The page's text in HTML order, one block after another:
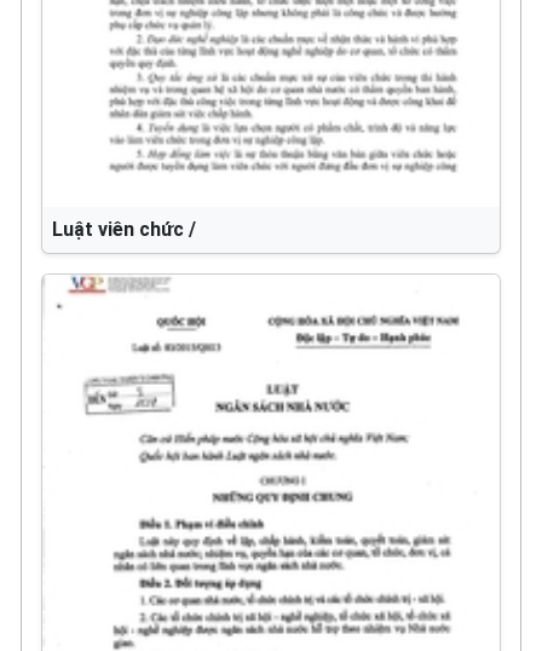
Luật viên chức /